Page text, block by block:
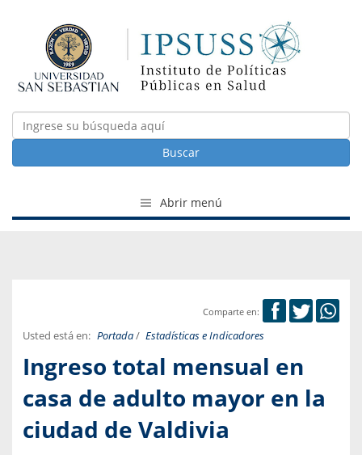
Buscar
Abrir menú
Comparte en:
Usted está en: Portada/ Estadísticas e Indicadores
Ingreso total mensual en
casa de adulto mayor en la
ciudad de Valdivia